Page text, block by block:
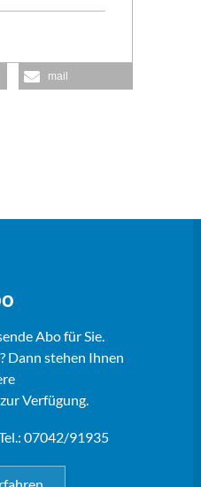
mail
Abo für Sie.
Dann stehen Ihnen
Verfügung.
07042/91935